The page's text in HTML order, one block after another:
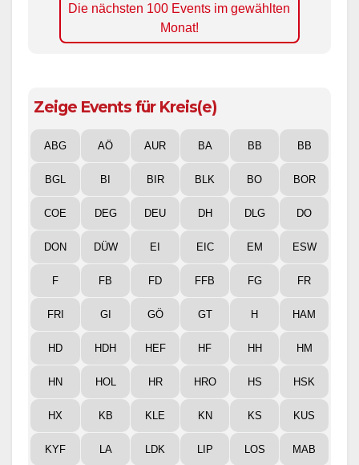
Die nächsten 100 Events im gewählten
Monat!
Zeige Events für Kreis(e)
ABG AÖ AUR BA BB BB
BGL BI BIR BLK BO BOR
COE DEG DEU DH DLG DO
DON DÜW EI EIC EM ESW
F FB FD FFB FG FR
FRI GI GÖ GT H HAM
HD HDH HEF HF HH HM
HN HOL HR HRO HS HSK
HX KB KLE KN KS KUS
KYF LA LDK LIP LOS MAB